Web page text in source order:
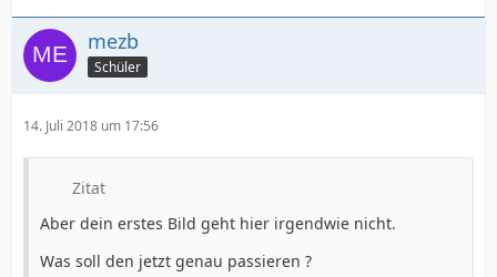
mezb
Schüler
14. Juli 2018 um 17:56
Zitat
Aber dein erstes Bild geht hier irgendwie nicht.
Was soll den jetzt genau passieren ?